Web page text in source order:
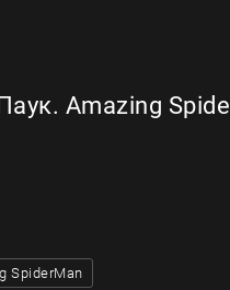
Amazing
SpiderMan